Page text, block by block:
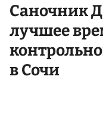
Саночник
лучшее
в Сочи